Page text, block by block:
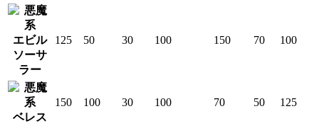
エビル
ソーサ
ラー
125 50 30 100 150 70 100
ベレス
150 100 30 100 70 50 125